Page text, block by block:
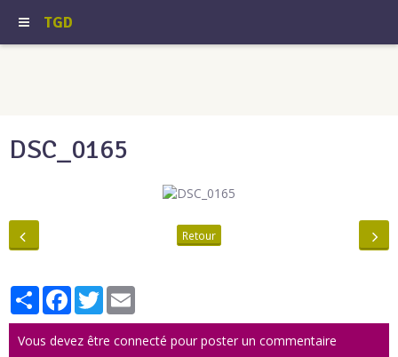
TGD
DSC_0165
Retour
PartagerFacebook
Twitter
Vous devez être connecté pour poster un commentaire